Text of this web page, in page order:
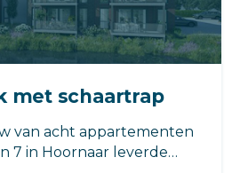
met schaartrap
van acht appartementen
7 in Hoornaar leverde